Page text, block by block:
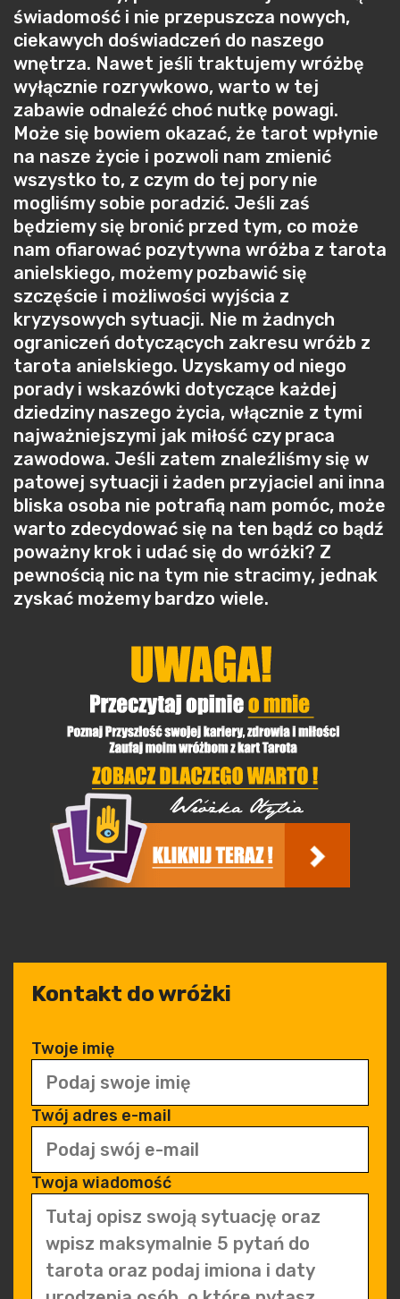
świadomość i nie przepuszcza nowych,
ciekawych doświadczeń do naszego
wnętrza. Nawet jeśli traktujemy wróżbę
wyłącznie rozrywkowo, warto w tej
zabawie odnaleźć choć nutkę powagi.
Może się bowiem okazać, że tarot wpłynie
na nasze życie i pozwoli nam zmienić
wszystko to, z czym do tej pory nie
mogliśmy sobie poradzić. Jeśli zaś
będziemy się bronić przed tym, co może
nam ofiarować pozytywna wróżba z tarota
anielskiego, możemy pozbawić się
szczęście i możliwości wyjścia z
kryzysowych sytuacji. Nie m żadnych
ograniczeń dotyczących zakresu wróżb z
tarota anielskiego. Uzyskamy od niego
porady i wskazówki dotyczące każdej
dziedziny naszego życia, włącznie z tymi
najważniejszymi jak miłość czy praca
zawodowa. Jeśli zatem znaleźliśmy się w
patowej sytuacji i żaden przyjaciel ani inna
bliska osoba nie potrafią nam pomóc, może
warto zdecydować się na ten bądź co bądź
poważny krok i udać się do wróżki? Z
pewnością nic na tym nie stracimy, jednak
zyskać możemy bardzo wiele.
Kontakt do wróżki
Twoje imię
Twój adres e-mail
Twoja wiadomość